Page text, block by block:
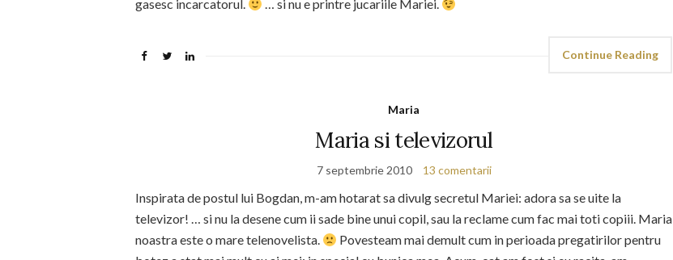
gasesc incarcatorul.
… si nu e printre jucariile Mariei.
Continue Reading
Maria
Maria si televizorul
7 septembrie 2010 13 comentarii
Inspirata de postul lui Bogdan, m-am hotarat sa divulg secretul Mariei: adora sa se uite la
televizor! … si nu la desene cum ii sade bine unui copil, sau la reclame cum fac mai toti copiii. Maria
noastra este o mare telenovelista.
Povesteam mai demult cum in perioada pregatirilor pentru